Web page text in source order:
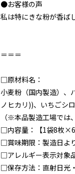
●お客様の声
私は特にきな粉が香ば
＝＝＝
□原材料名：
小麦粉（国内製造）、
ノヒカリ))、いちごシ
（※本品製造工場では
□内容量：【1袋8枚
□賞味期限：製造日よ
□アレルギー表示対象
□保存方法：直射日光